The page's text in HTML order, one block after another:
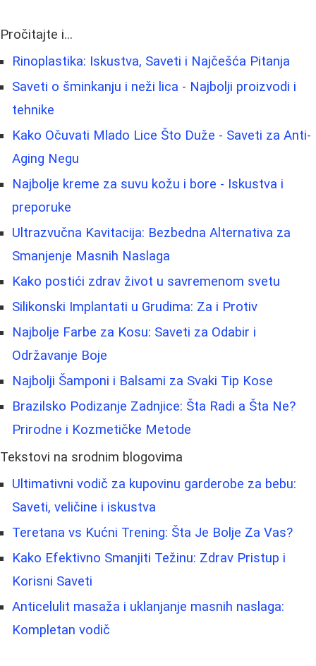
Pročitajte i...
Rinoplastika: Iskustva, Saveti i Najčešća Pitanja
Saveti o šminkanju i neži lica - Najbolji proizvodi i
tehnike
Kako Očuvati Mlado Lice Što Duže - Saveti za Anti-
Aging Negu
Najbolje kreme za suvu kožu i bore - Iskustva i
preporuke
Ultrazvučna Kavitacija: Bezbedna Alternativa za
Smanjenje Masnih Naslaga
Kako postići zdrav život u savremenom svetu
Silikonski Implantati u Grudima: Za i Protiv
Najbolje Farbe za Kosu: Saveti za Odabir i
Održavanje Boje
Najbolji Šamponi i Balsami za Svaki Tip Kose
Brazilsko Podizanje Zadnjice: Šta Radi a Šta Ne?
Prirodne i Kozmetičke Metode
Tekstovi na srodnim blogovima
Ultimativni vodič za kupovinu garderobe za bebu:
Saveti, veličine i iskustva
Teretana vs Kućni Trening: Šta Je Bolje Za Vas?
Kako Efektivno Smanjiti Težinu: Zdrav Pristup i
Korisni Saveti
Anticelulit masaža i uklanjanje masnih naslaga:
Kompletan vodič